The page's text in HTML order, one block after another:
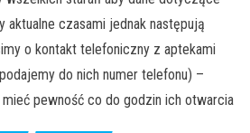
aktualne czasami jednak następują
o kontakt telefoniczny z aptekami
do nich numer telefonu) –
pewność co do godzin ich otwarcia